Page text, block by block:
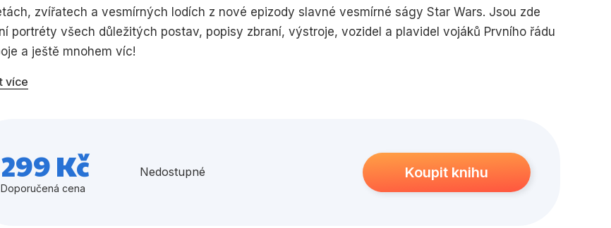
zvířatech a vesmírných lodích z nové epizody slavné vesmírné ságy Star Wars. Jsou zde
portréty všech důležitých postav, popisy zbraní, výstroje, vozidel a plavidel vojáků Prvního řádu
a ještě mnohem víc!
více
299 Kč
Doporučená cena
Nedostupné Koupit knihu